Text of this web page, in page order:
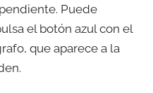
Puede
el botón azul con el
que aparece a la